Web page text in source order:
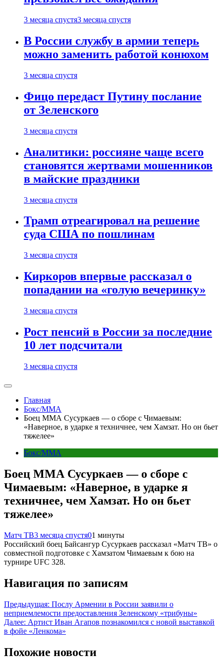
3 месяца спустя3 месяца спустя
В России службу в армии теперь
можно заменить работой конюхом
3 месяца спустя
Фицо передаст Путину послание
от Зеленского
3 месяца спустя
Аналитики: россияне чаще всего
становятся жертвами мошенников
в майские праздники
3 месяца спустя
Трамп отреагировал на решение
суда США по пошлинам
3 месяца спустя
Киркоров впервые рассказал о
попадании на «голую вечеринку»
3 месяца спустя
Рост пенсий в России за последние
10 лет подсчитали
3 месяца спустя
Главная
Бокс/MMA
Боец ММА Сусуркаев — о сборе с Чимаевым:
«Наверное, в ударке я техничнее, чем Хамзат. Но он бьет
тяжелее»
Бокс/MMA
Боец ММА Сусуркаев — о сборе с
Чимаевым: «Наверное, в ударке я
техничнее, чем Хамзат. Но он бьет
тяжелее»
Матч ТВ3 месяца спустя01 минуты
Российский боец Байсангур Сусуркаев рассказал «Матч ТВ» о
совместной подготовке с Хамзатом Чимаевым к бою на
турнире UFC 328.
Навигация по записям
Предыдущая: Послу Армении в России заявили о
неприемлемости предоставления Зеленскому «трибуны»
Далее: Артист Иван Агапов познакомился с новой выставкой
в фойе «Ленкома»
Похожие новости